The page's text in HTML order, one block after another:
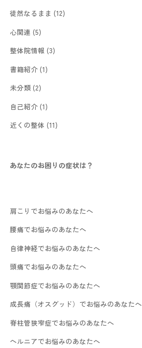
徒然なるまま (12)
心関連 (5)
整体院情報 (3)
書籍紹介 (1)
未分類 (2)
自己紹介 (1)
近くの整体 (11)
あなたのお困りの症状は？
肩こりでお悩みのあなたへ
腰痛でお悩みのあなたへ
自律神経でお悩みのあなたへ
頭痛でお悩みのあなたへ
顎関節症でお悩みのあなたへ
成長痛（オスグッド）でお悩みのあなたへ
脊柱管狭窄症でお悩みのあなたへ
ヘルニアでお悩みのあなたへ